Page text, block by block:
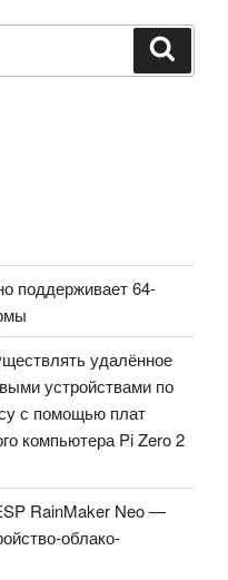
поддерживает 64-
удалённое
устройствами по
с помощью плат
компьютера Pi Zero 2
RainMaker Neo —
облако-